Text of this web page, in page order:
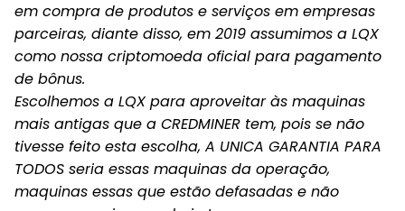
em compra de produtos e serviços em empresas
parceiras, diante disso, em 2019 assumimos a LQX
como nossa criptomoeda oficial para pagamento
de bônus.
Escolhemos a LQX para aproveitar às maquinas
mais antigas que a CREDMINER tem, pois se não
tivesse feito esta escolha, A UNICA GARANTIA PARA
TODOS seria essas maquinas da operação,
maquinas essas que estão defasadas e não